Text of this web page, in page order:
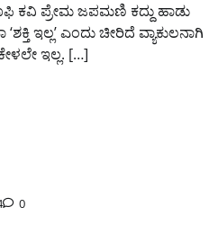
ಪ್ರೇಮ ಜಪಮಣಿ ಕದ್ದು ಹಾಡು
ಇಲ್ಲ’ ಎಂದು ಚೀರಿದೆ ವ್ಯಾಕುಲನಾಗಿ
ಇಲ್ಲ. […]
0